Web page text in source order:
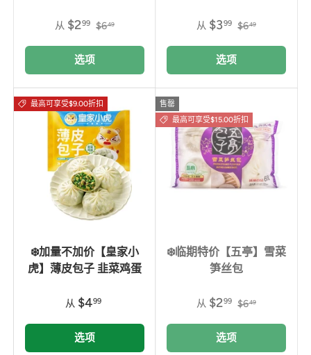
从 $299 $649
选项
从 $399 $649
选项
最高可享受$9.00折扣
❄️加量不加价【皇家小
虎】薄皮包子 韭菜鸡蛋
从 $499
选项
售罄
最高可享受$15.00折扣
❄️临期特价【五亭】雪菜
笋丝包
从 $299 $649
选项